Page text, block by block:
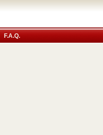
F.A.Q.